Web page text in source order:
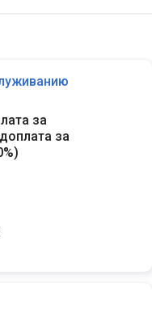
за
за
)